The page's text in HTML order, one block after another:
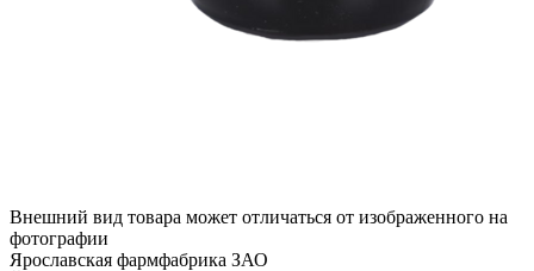
Внешний вид товара может отличаться от изображенного на
фотографии
Ярославская фармфабрика ЗАО